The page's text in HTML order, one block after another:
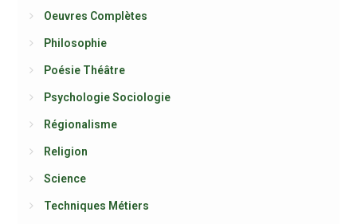
Oeuvres Complètes
Philosophie
Poésie Théâtre
Psychologie Sociologie
Régionalisme
Religion
Science
Techniques Métiers